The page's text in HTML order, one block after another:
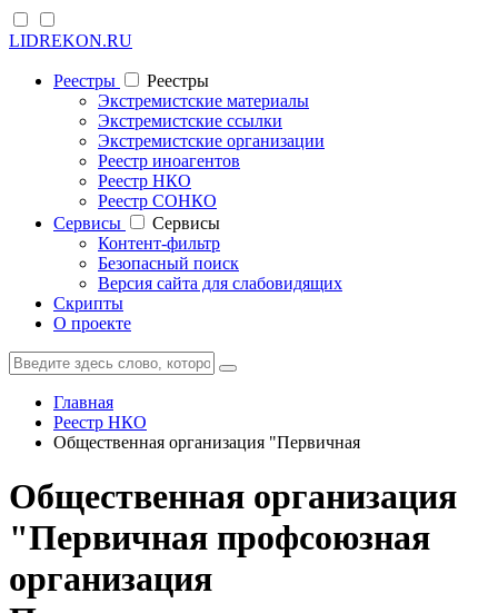
LIDREKON.RU
Реестры
Реестры
Экстремистские материалы
Экстремистские ссылки
Экстремистские организации
Реестр иноагентов
Реестр НКО
Реестр СОНКО
Cервисы
Cервисы
Контент-фильтр
Безопасный поиск
Версия сайта для слабовидящих
Скрипты
О проекте
Главная
Реестр НКО
Общественная организация "Первичная
Общественная организация
"Первичная профсоюзная
организация